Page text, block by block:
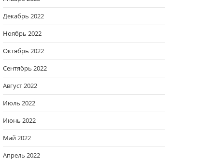
Декабрь 2022
Ноябрь 2022
Октябрь 2022
Сентябрь 2022
Август 2022
Июль 2022
Июнь 2022
Май 2022
Апрель 2022